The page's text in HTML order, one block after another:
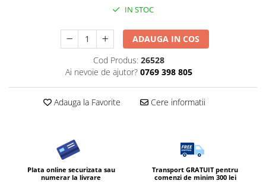
Servetele Umede Multisuprfete
Ingrijire Personala
Deo Incaltaminte
Gel de dus
IN STOC
ADAUGA IN COS
Cod Produs: 26528
Ai nevoie de ajutor? 0769 398 805
Adauga la Favorite Cere informatii
Plata online securizata sau
numerar la livrare
Transport GRATUIT pentru
comenzi de minim 300 lei